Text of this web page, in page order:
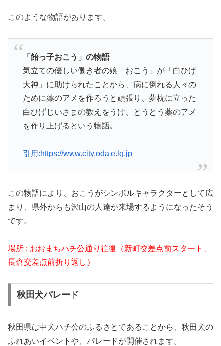
このような物語があります。
「飴っ子おこう」の物語
気立ての優しい働き者の娘「おこう」が「白ひげ
大神」に助けられたことから、病に倒れる人々の
ために薬のアメを作ろうと頑張り、夢枕に立った
白ひげじいさまの教えをうけ、とうとう薬のアメ
を作り上げるという物語。
引用:https://www.city.odate.lg.jp
この物語により、おこうがシンボルキャラクターとして広
まり、県外からも沢山の人達が来場するようになったそう
です。
場所 : おおまちハチ公通り往復（新町交差点前スタート、
長倉交差点前折り返し）
秋田犬パレード
秋田県は中犬ハチ公のふるさとであることから、秋田犬の
ふれあいイベントや、パレードが開催されます。